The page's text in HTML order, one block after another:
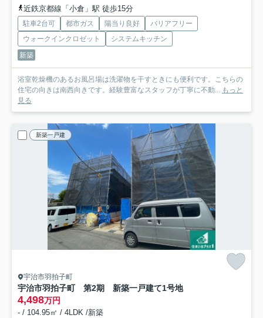
近鉄京都線「小倉」駅 徒歩15分
駐車2台可 都市ガス 陽当り良好
バリアフリー
ウォークインクロゼット
システムキッチン
新築
浴室乾燥機のあるお風呂場は洗濯物を干すときにも便利です。こちらの
住宅の向きは南西向きです。経験豊富なスタッフが丁寧に不動... もっと
見る
新築一戸建
宇治市羽拍子町
宇治市羽拍子町 第2期 新築一戸建て1号地
4,498万円
- / 104.95㎡ / 4LDK /新築